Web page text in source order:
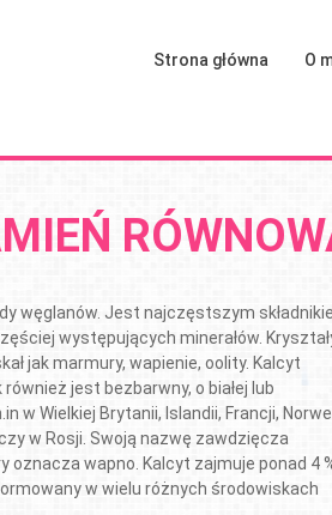
Strona główna O
węglanów. Jest najczęstszym
występujących minerałów.
jak marmury, wapienie, oolity. Kalcyt
jest bezbarwny, o białej lub
w Wielkiej Brytanii, Islandii, Francji,
w Rosji. Swoją nazwę zawdzięcza
oznacza wapno. Kalcyt zajmuje ponad 4
w wielu różnych środowiskach